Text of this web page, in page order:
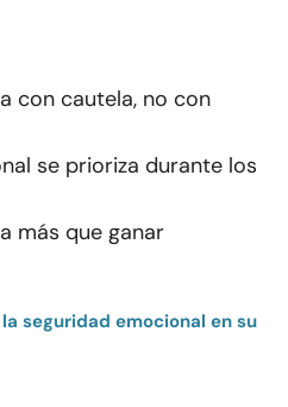
con cautela, no con
se prioriza durante los
más que ganar
seguridad emocional en su